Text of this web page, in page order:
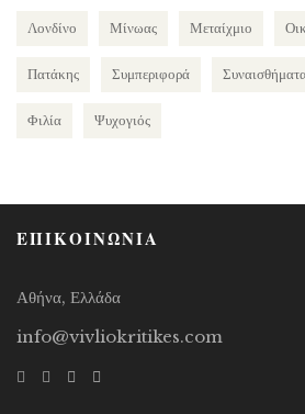
Λονδίνο Μίνωας Μεταίχμιο
Πατάκης Συμπεριφορά
Φιλία Ψυχογιός
ΕΠΙΚΟΙΝΩΝΙΑ
Αθήνα, Ελλάδα
info@vivliokritikes.com